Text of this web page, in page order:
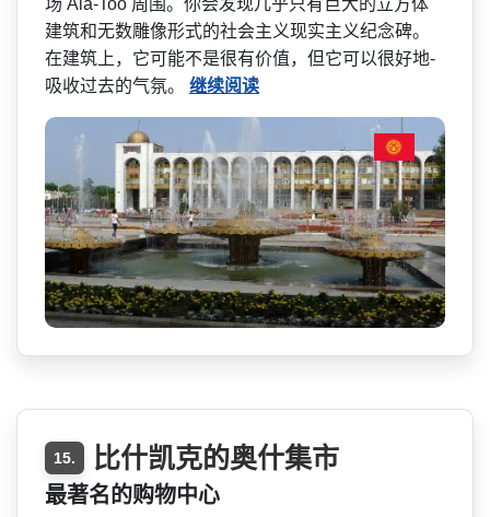
场 Ala-Too 周围。你会发现几乎只有巨大­的立方体
建筑和无数雕像形式的社会主义现实主义纪念­碑。
在建筑上，它可能不是很有价值，但它可以很好地­
吸收过去的气氛。 继续阅读
15. 比什凯克的奥什集市
最著名的购物中心